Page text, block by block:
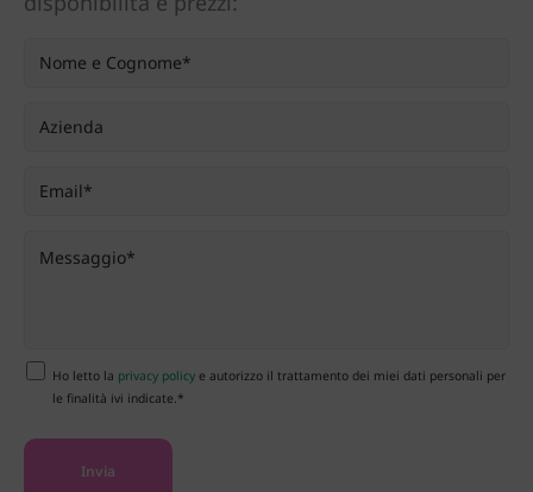
Ho letto la privacy policye autorizzo il trattamento dei miei dati personali per
le finalità ivi indicate.*